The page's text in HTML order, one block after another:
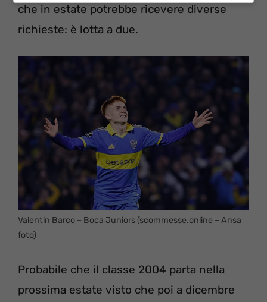
che in estate potrebbe ricevere diverse
richieste: è lotta a due.
Valentin Barco – Boca Juniors (scommesse.online – Ansa
foto)
Probabile che il classe 2004 parta nella
prossima estate visto che poi a dicembre